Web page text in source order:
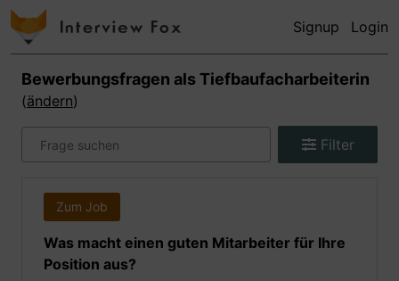
Signup Login
Bewerbungsfragen alsTiefbaufacharbeiterin
(ändern)
Filter
Zum Job
Was macht einen guten Mitarbeiter für Ihre
Position aus?